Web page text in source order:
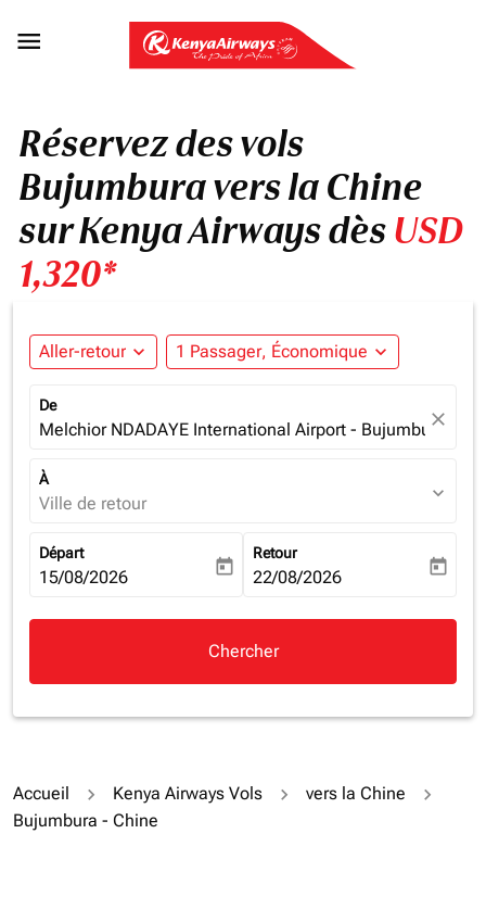

Réservez des vols
Bujumbura vers la Chine
sur Kenya Airways dèsUSD
1,320*
Aller-retour expand_more 1 Passager, Économique expand_more
De
Melchior NDADAYE International Airport - Bujumbura
close
À
Ville de retour expand_more
Départ
fc-booking-departure-date-aria-label
15/08/2026 today
Retour
fc-booking-return-date-aria-
22/08/2026 today
Chercher
Accueil Kenya Airways Vols
vers la Chine
Bujumbura - Chine